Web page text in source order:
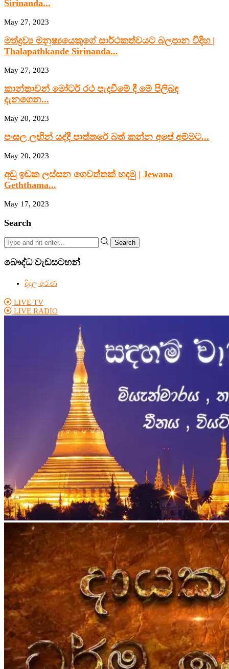
Sirinanda...
May 27, 2023
මත්ද්‍රව්‍ය මනුෂ්‍යයෙකුගේ සාර්ථකත්වයට බලපාන විදිහ |
Thalapathkande Sirinanda...
May 27, 2023
කාන්තාවන් මෝටර් රථ පැදවීමේ දී මේ පිලිබඳ
දැනගෙන...
May 20, 2023
පංසල ලඟින් යද්දී පාත්තරේ බත් කන්න අපේ අම්මට...
May 20, 2023
අඩු ඉඩක ලස්සන ගෙවත්තක් හදමු | Jewana
Geththama...
May 17, 2023
Search
Search
බෞද්ධ වැඩසටහන්
දිදුල අරණ
LIVE TV
LIVE RADIO